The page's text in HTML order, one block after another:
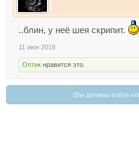
..блин, у неё шея скрипит.
11 июн 2018
Оптик нравится это.
(Вы должны войти